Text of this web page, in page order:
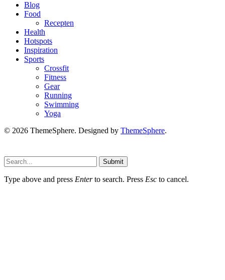
Blog
Food
Recepten
Health
Hotspots
Inspiration
Sports
Crossfit
Fitness
Gear
Running
Swimming
Yoga
© 2026 ThemeSphere. Designed by ThemeSphere.
Submit
Type above and press Enterto search. Press Esc to cancel.